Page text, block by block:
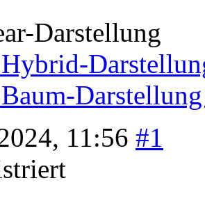
Darstellung
11:56 #1